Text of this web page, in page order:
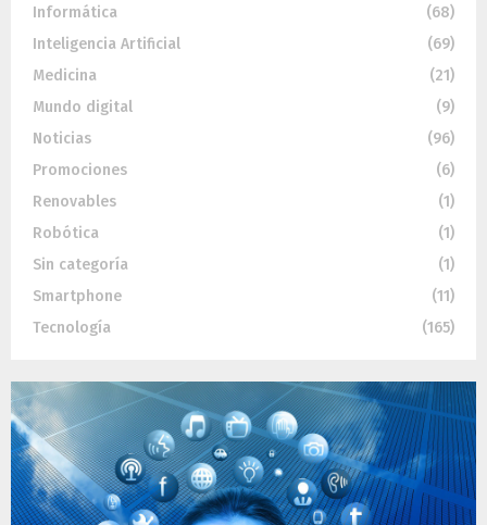
Informática
(68)
Inteligencia Artificial
(69)
Medicina
(21)
Mundo digital
(9)
Noticias
(96)
Promociones
(6)
Renovables
(1)
Robótica
(1)
Sin categoría
(1)
Smartphone
(11)
Tecnología
(165)